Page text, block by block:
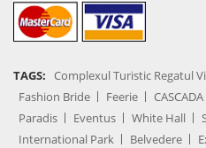
TAGS: Complexul Turistic Regatul
Fashion Bride
Feerie CASCADA
Paradis
Eventus White Hall
International Park
Belvedere